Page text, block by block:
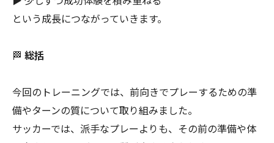
という成長につながっていきます。
🏁 総括
今回のトレーニングでは、前向きでプレーするための準
備やターンの質について取り組みました。
サッカーでは、派手なプレーよりも、その前の準備や体